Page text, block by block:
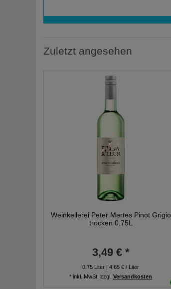
Zuletzt angesehen
Weinkellerei Peter Mertes Pinot Grigio
trocken 0,75L
3,49 € *
0.75 Liter | 4,65 € / Liter
* inkl. MwSt. zzgl. Versandkosten